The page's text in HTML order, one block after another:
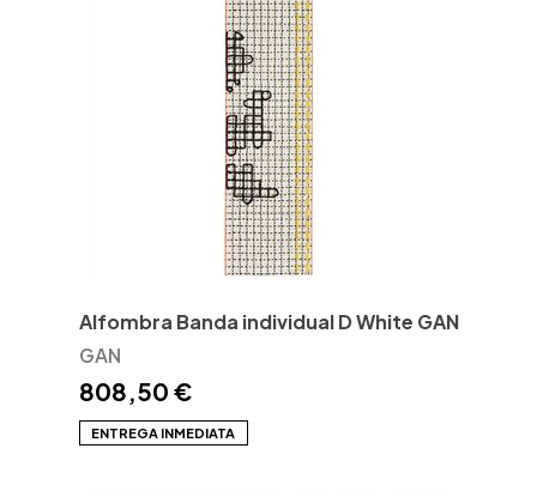
Alfombra Banda individual D White GAN
GAN
808,50 €
ENTREGA INMEDIATA